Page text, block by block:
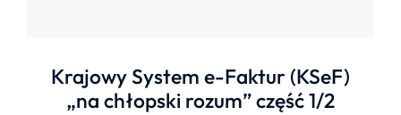
Krajowy System e-Faktur (KSeF)
„na chłopski rozum” część 1/2